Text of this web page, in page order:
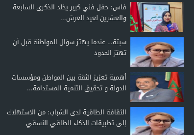
فاس: حفل فني كبير يخلد الذكرى السابعة
والعشرين لعيد العرش...
سبتة… عندما يهتز سؤال المواطنة قبل أن
تهتز الحدود
أهمية تعزيز الثقة بين المواطن ومؤسسات
الدولة و تحقيق التنمية المستدامة...
الثقافة الطاقية لدى الشباب: من الاستهلاك
إلى تطبيقات الذكاء الطاقي النسقي